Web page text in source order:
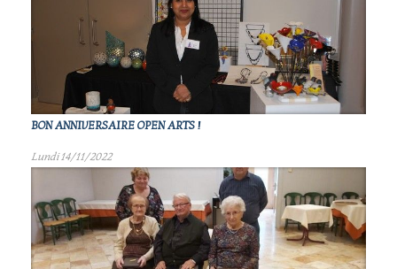
BON ANNIVERSAIRE OPEN ARTS !
Lundi 14/11/2022